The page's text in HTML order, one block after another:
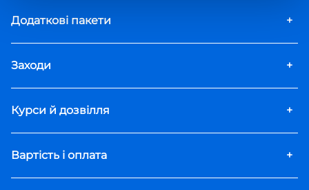
Додаткові пакети +
Заходи +
Курси й дозвілля +
Вартість і оплата +